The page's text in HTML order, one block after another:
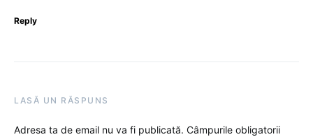
Reply
LASĂ UN RĂSPUNS
Adresa ta de email nu va fi publicată. Câmpurile obligatorii